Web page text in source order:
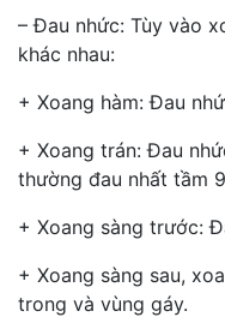
– Đau nhức: Tùy vào
khác nhau:
+ Xoang hàm: Đau
+ Xoang trán: Đau
thường đau nhất tầm
+ Xoang sàng trước:
+ Xoang sàng sau,
trong và vùng gáy.